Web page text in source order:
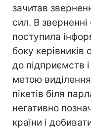
зачитав
сил. В
поступила
боку керівників
до підприємств
метою
пікетів біля
негативно
країни і